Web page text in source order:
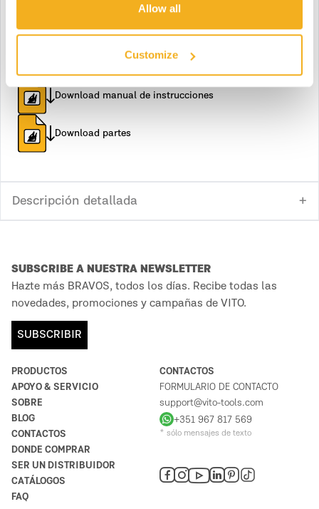
Allow all
Customize
Download declaración de conformidad
Download manual de instrucciones
Download partes
Descripción detallada
PRODUCTOS
APOYO & SERVICIO
SOBRE
BLOG
CONTACTOS
DONDE COMPRAR
SER UN DISTRIBUIDOR
CATÁLOGOS
FAQ
CONTACTOS
FORMULARIO DE CONTACTO
support@vito-tools.com
+351 967 817 569
* sólo mensajes de texto
SUBSCRIBE A NUESTRA NEWSLETTER
Hazte más BRAVOS, todos los días. Recibe todas las
novedades, promociones y campañas de VITO.
SUBSCRIBIR